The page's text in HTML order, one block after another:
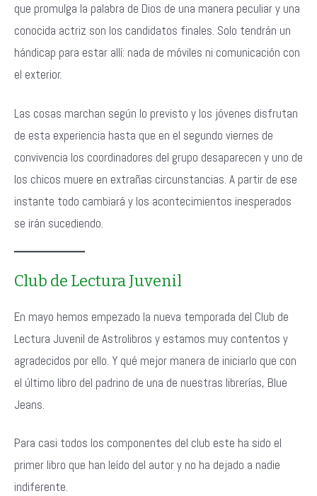
que promulga la palabra de Dios de una manera peculiar y una
conocida actriz son los candidatos finales. Solo tendrán un
hándicap para estar allí: nada de móviles ni comunicación con
el exterior.
Las cosas marchan según lo previsto y los jóvenes disfrutan
de esta experiencia hasta que en el segundo viernes de
convivencia los coordinadores del grupo desaparecen y uno de
los chicos muere en extrañas circunstancias. A partir de ese
instante todo cambiará y los acontecimientos inesperados
se irán sucediendo.
Club de Lectura Juvenil
En mayo hemos empezado la nueva temporada del Club de
Lectura Juvenil de Astrolibros y estamos muy contentos y
agradecidos por ello. Y qué mejor manera de iniciarlo que con
el último libro del padrino de una de nuestras librerías, Blue
Jeans.
Para casi todos los componentes del club este ha sido el
primer libro que han leído del autor y no ha dejado a nadie
indiferente.